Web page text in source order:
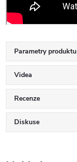
Parametry produktu
Videa
Recenze
Diskuse